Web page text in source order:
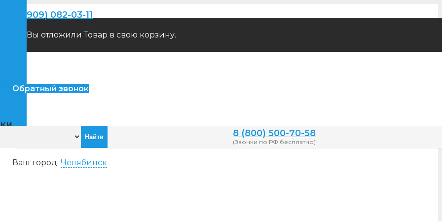
Вы отложили Товар в свою корзину.
+7(909) 082-03-11
Обратный звонок
Ваш город: Челябинск
8 (800) 500-70-58
(Звонки по РФ бесплатно)